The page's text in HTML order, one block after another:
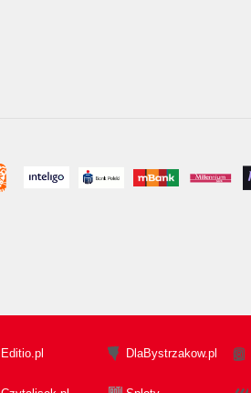
Editio.pl DlaBystrzakow.pl